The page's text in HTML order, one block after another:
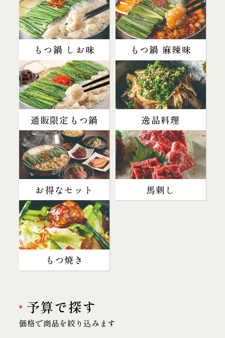
もつ鍋 しお味 もつ鍋 麻辣味
通販限定もつ鍋 逸品料理
お得なセット 馬刺し
もつ焼き
予算で探す
価格で商品を絞り込みます